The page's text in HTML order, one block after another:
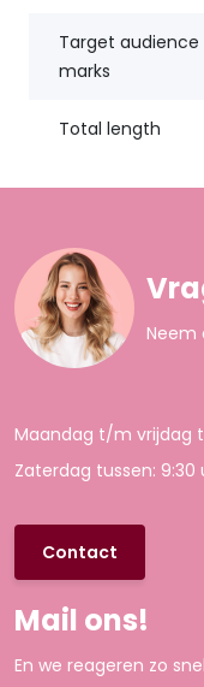
Target audience
marks
Total length
Neem
Maandag t/m vrijdag
Zaterdag tussen: 9:30
Contact
Mail ons!
En we reageren zo